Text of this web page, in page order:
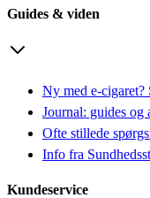
Guides & viden
Ny med e-cigaret?
Journal: guides og
Ofte stillede
Info fra
Kundeservice